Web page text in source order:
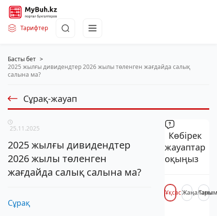
Тарифтер
Басты бет >
2025 жылғы дивидендтер 2026 жылы төленген жағдайда салық
салына ма?
Сұрақ-жауап
25.11.2025
2025 жылғы дивидендтер
2026 жылы төленген
жағдайда салық салына ма?
Сұрақ
Көбірек
жауаптар
оқыңыз
ҰқсасЖаңалары